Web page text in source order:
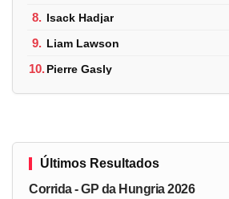
8. Isack Hadjar
9. Liam Lawson
10.Pierre Gasly
Últimos Resultados
Corrida - GP da Hungria 2026